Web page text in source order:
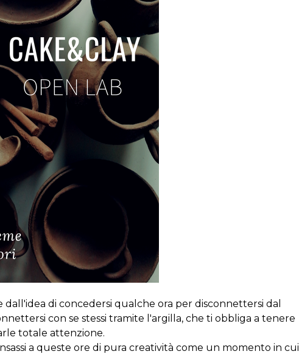
dall'idea di concedersi qualche ora per disconnettersi dal
con se stessi tramite l'argilla, che ti obbliga a tenere
totale attenzione.
a queste ore di pura creatività come un momento in cui